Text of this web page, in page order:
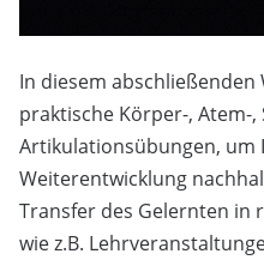
In diesem
praktische Körper-, Atem-,
Artikulationsübungen, um
Weiterentwicklung
Transfer des Gelernten in
wie z.B.